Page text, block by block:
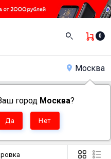
0
Москва
город Москва?
печи